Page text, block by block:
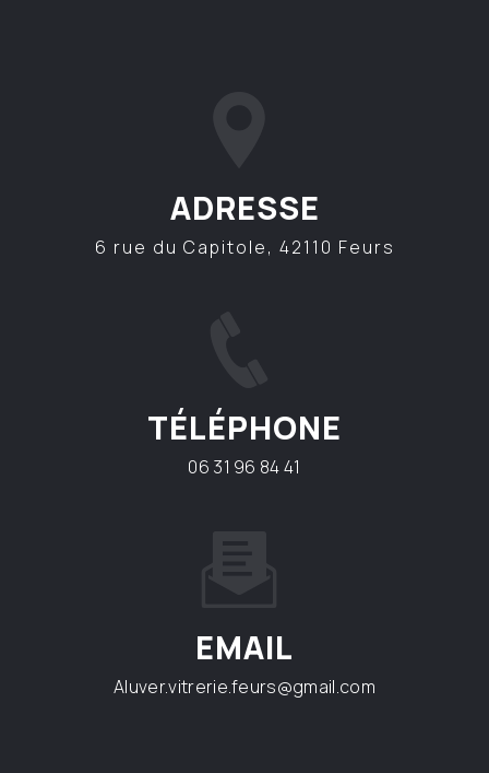
ADRESSE
6 rue du Capitole, 42110 Feurs
TÉLÉPHONE
06 31 96 84 41
EMAIL
aluver.vitrerie.feurs@gmail.com